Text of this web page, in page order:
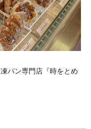
パン専門店『時をとめ